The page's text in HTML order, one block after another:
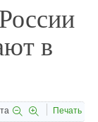
в
Печать